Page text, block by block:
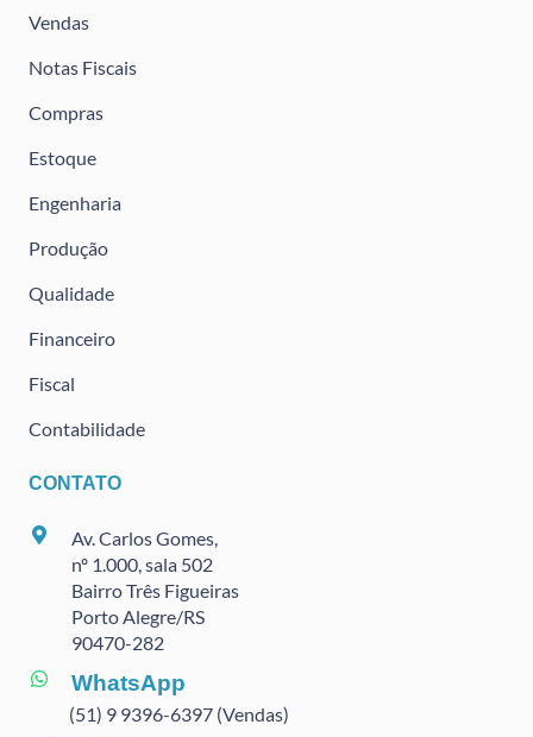
Vendas
Notas Fiscais
Compras
Estoque
Engenharia
Produção
Qualidade
Financeiro
Fiscal
Contabilidade
CONTATO
Av. Carlos Gomes,
nº 1.000, sala 502
Bairro Três Figueiras
Porto Alegre/RS
90470-282
WhatsApp
(51) 9 9396-6397 (Vendas)